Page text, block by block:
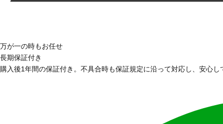
万が一の時もお任せ
長期保証付き
購入後1年間の保証付き。不具合時も保証規定に沿って対応し、安心